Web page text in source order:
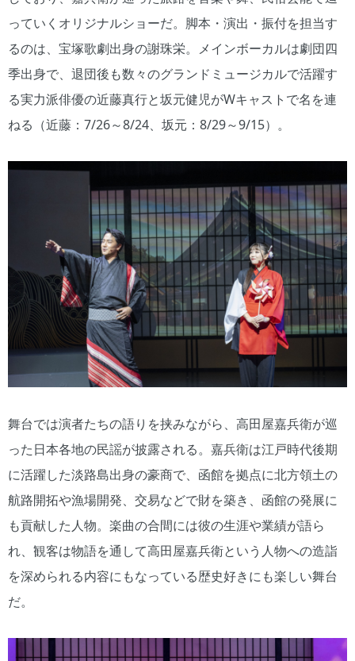
っていくオリジナルショーだ。脚本・演出・振付を担当す
るのは、宝塚歌劇出身の謝珠栄。メインボーカルは劇団四
季出身で、退団後も数々のグランドミュージカルで活躍す
る実力派俳優の近藤真行と坂元健児がWキャストで名を連
ねる（近藤：7/26～8/24、坂元：8/29～9/15）。
舞台では演者たちの語りを挟みながら、高田屋嘉兵衛が巡
った日本各地の民謡が披露される。嘉兵衛は江戸時代後期
に活躍した淡路島出身の豪商で、函館を拠点に北方領土の
航路開拓や漁場開発、交易などで財を築き、函館の発展に
も貢献した人物。楽曲の合間には彼の生涯や業績が語ら
れ、観客は物語を通して高田屋嘉兵衛という人物への造詣
を深められる内容にもなっている歴史好きにも楽しい舞台
だ。